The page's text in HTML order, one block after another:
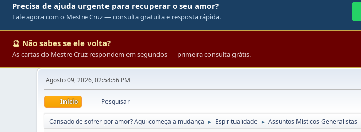
Precisa de ajuda urgente para recuperar o seu amor?
Fale agora com o Mestre Cruz — consulta gratuita e resposta rápida.
🔮 Não sabes se ele volta?
As cartas do Mestre Cruz respondem em segundos — primeira consulta grátis.
Agosto 09, 2026, 02:54:56 PM
Início Pesquisar
Cansado de sofrer por amor? Aqui começa a mudança ► Espiritualidade ► Assuntos Místicos Generalistas